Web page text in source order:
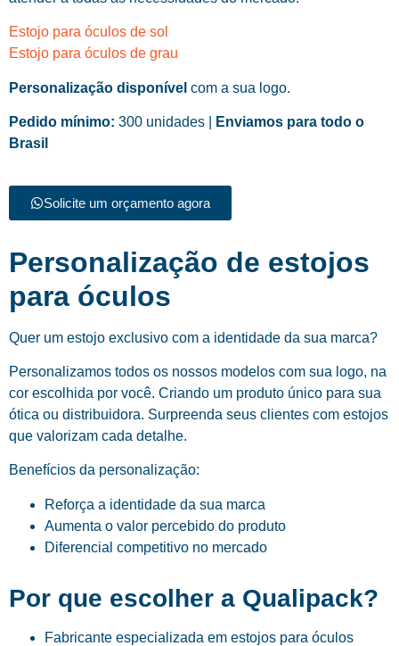
Estojo para óculos de sol
Estojo para óculos de grau
Personalização disponível com a sua logo.
Pedido mínimo: 300 unidades |
Enviamos para todo o
Brasil
Solicite um orçamento agora
Personalização de estojos
para óculos
Quer um estojo exclusivo com a identidade da sua marca?
Personalizamos todos os nossos modelos com sua logo, na
cor escolhida por você. Criando um produto único para sua
ótica ou distribuidora. Surpreenda seus clientes com estojos
que valorizam cada detalhe.
Benefícios da personalização:
Reforça a identidade da sua marca
Aumenta o valor percebido do produto
Diferencial competitivo no mercado
Por que escolher a Qualipack?
Fabricante especializada em estojos para óculos